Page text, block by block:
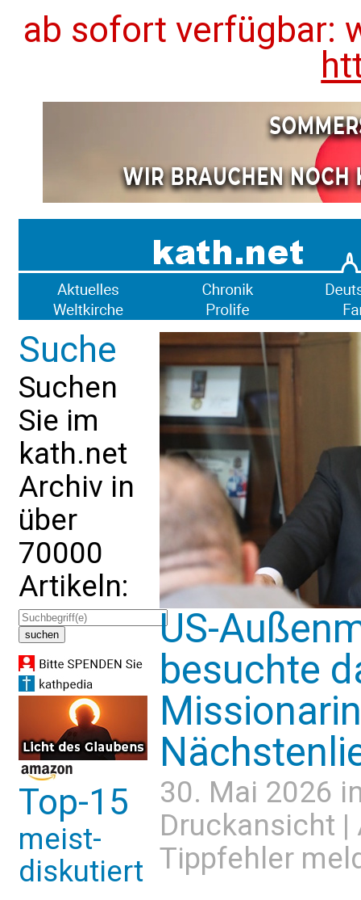
ab sofort verfügbar:
Suche
Suchen
Sie im
kath.net
Archiv in
über
70000
Artikeln:
Top-15
meist-
diskutiert
US-
besuchte
30. Mai 2026
Druckansicht |
Tippfehler